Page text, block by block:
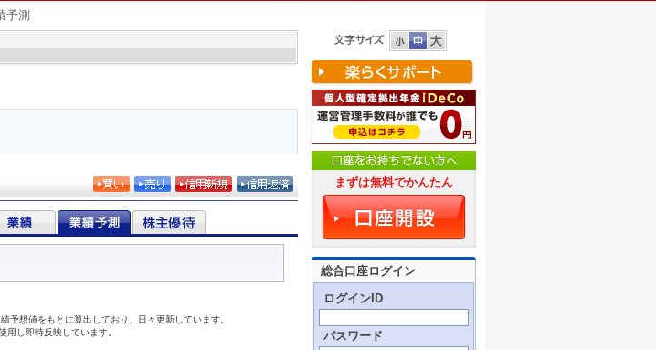
予測
まずは無料でかんたん
総合口座ログイン
ログインID
パスワード